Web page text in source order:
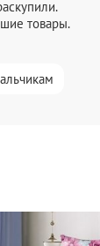
товары.